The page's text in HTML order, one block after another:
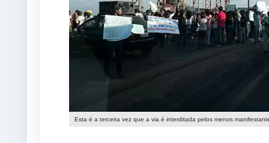
Esta é a terceira vez que a via é interditada pelos menos